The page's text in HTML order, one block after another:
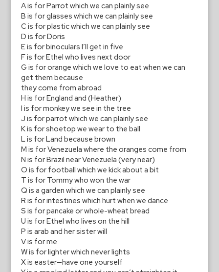
A is for Parrot which we can plainly see
B is for glasses which we can plainly see
C is for plastic which we can plainly see
D is for Doris
E is for binoculars I’ll get in five
F is for Ethel who lives next door
G is for orange which we love to eat when we can
get them because
they come from abroad
H is for England and (Heather)
I is for monkey we see in the tree
J is for parrot which we can plainly see
K is for shoetop we wear to the ball
L is for Land because brown
M is for Venezuela where the oranges come from
N is for Brazil near Venezuela (very near)
O is for football which we kick about a bit
T is for Tommy who won the war
Q is a garden which we can plainly see
R is for intestines which hurt when we dance
S is for pancake or whole-wheat bread
U is for Ethel who lives on the hill
P is arab and her sister will
V is for me
W is for lighter which never lights
X is easter—have one yourself